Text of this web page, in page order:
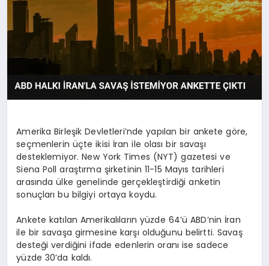
SIYASET
SPOR
TEKNOLOJI
YAŞAM
Amerika Birleşik Devletleri’nde yapılan bir ankete göre,
seçmenlerin üçte ikisi İran ile olası bir savaşı
desteklemiyor. New York Times (NYT) gazetesi ve
Siena Poll araştırma şirketinin 11-15 Mayıs tarihleri
arasında ülke genelinde gerçekleştirdiği anketin
sonuçları bu bilgiyi ortaya koydu.
Ankete katılan Amerikalıların yüzde 64’ü ABD’nin İran
ile bir savaşa girmesine karşı olduğunu belirtti. Savaş
desteği verdiğini ifade edenlerin oranı ise sadece
yüzde 30’da kaldı.